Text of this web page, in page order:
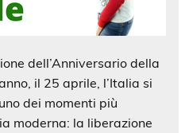
dell’Anniversario della
il 25 aprile, l’Italia si
dei momenti più
moderna: la liberazione